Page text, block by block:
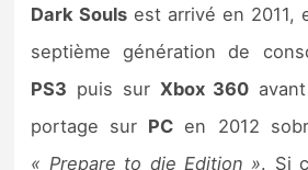
Dark Souls est arrivé en 2011,
septième génération de
PS3 puis sur Xbox 360
portage sur PC en 2012
« Prepare to die Edition ». Si